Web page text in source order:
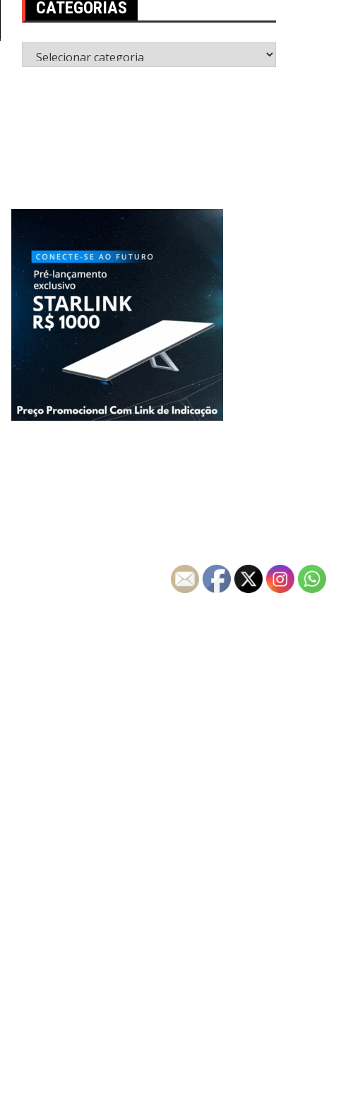
CATEGORIAS
Categorias